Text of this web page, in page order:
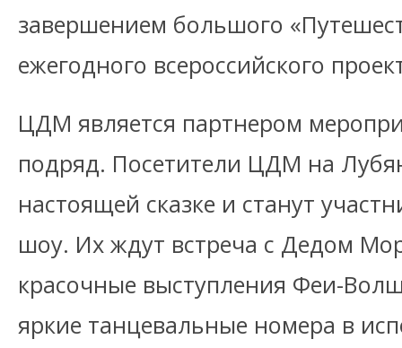
завершением большого
ежегодного всероссийского
ЦДМ является партнером
подряд. Посетители ЦДМ на
настоящей сказке и станут
шоу. Их ждут встреча с Дедом
красочные выступления Феи-
яркие танцевальные номера в